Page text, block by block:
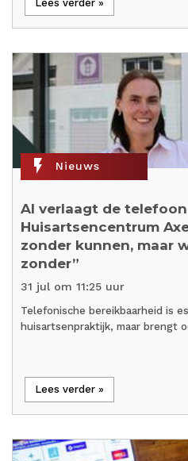
Lees verder »
flash_on Nieuws
AI verlaagt de
Huisartsencentrum
zonder kunnen, maar
zonder”
31 jul om 11:25 uur
Telefonische bereikbaarheid is
huisartsenpraktijk, maar brengt
Lees verder »